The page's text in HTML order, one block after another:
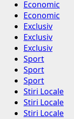
Economic
Economic
Exclusiv
Exclusiv
Exclusiv
Sport
Sport
Sport
Stiri Locale
Stiri Locale
Stiri Locale